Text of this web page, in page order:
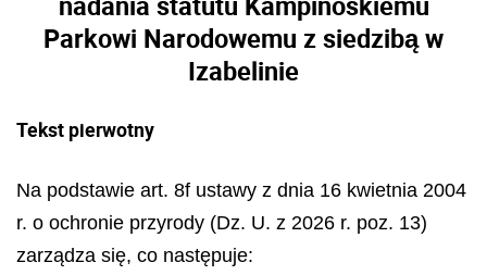
Parkowi Narodowemu z siedzibą w
Izabelinie
Tekst pierwotny
Na podstawie art. 8f ustawy z dnia 16 kwietnia 2004
r. o ochronie przyrody (Dz. U. z 2026 r. poz. 13)
zarządza się, co następuje: